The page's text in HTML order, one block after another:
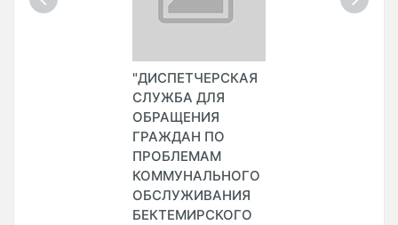
"ДИСПЕТЧЕРСКАЯ
СЛУЖБА ДЛЯ
ОБРАЩЕНИЯ
ГРАЖДАН ПО
ПРОБЛЕМАМ
КОММУНАЛЬНОГО
ОБСЛУЖИВАНИЯ
БЕКТЕМИРСКОГО